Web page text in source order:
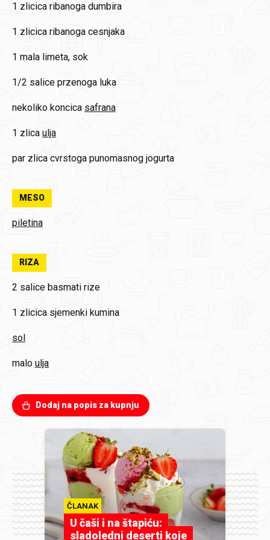
1 zlicica ribanoga dumbira
1 zlicica ribanoga cesnjaka
1 mala limeta, sok
1/2 salice przenoga luka
nekoliko koncica safrana
1 zlica ulja
par zlica cvrstoga punomasnog jogurta
MESO
piletina
RIZA
2 salice basmati rize
1 zlicica sjemenki kumina
sol
malo ulja
Dodaj na popis za kupnju
ČLANAK
U čaši i na štapiću:
sladoledni deserti koje